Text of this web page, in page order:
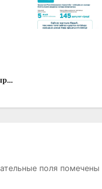
поля помечены